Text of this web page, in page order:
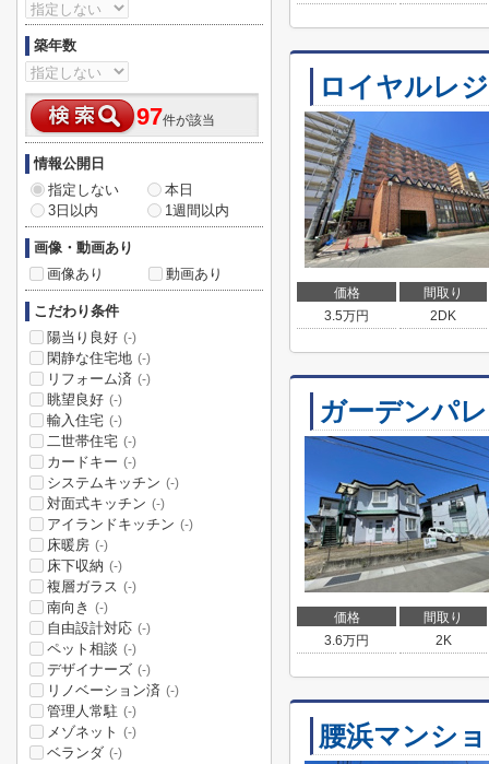
ロイヤルレ
価格
間取り
3.5万円 2DK
ガーデンパ
価格
間取り
3.6万円 2K
腰浜マンシ
築年数
97件が該当
情報公開日
指定しない
本日
3日以内
1週間以内
画像・動画あり
画像あり
動画あり
こだわり条件
陽当り良好 (-)
閑静な住宅地 (-)
リフォーム済 (-)
眺望良好 (-)
輸入住宅 (-)
二世帯住宅 (-)
カードキー (-)
システムキッチン (-)
対面式キッチン (-)
アイランドキッチン (-)
床暖房 (-)
床下収納 (-)
複層ガラス (-)
南向き (-)
自由設計対応 (-)
ペット相談 (-)
デザイナーズ (-)
リノベーション済 (-)
管理人常駐 (-)
メゾネット (-)
ベランダ (-)